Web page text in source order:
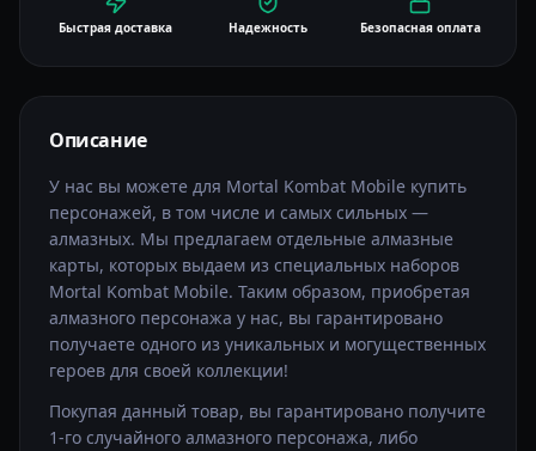
Быстрая доставка Надежность Безопасная оплата
Описание
У нас вы можете для Mortal Kombat Mobile купить
персонажей, в том числе и самых сильных —
алмазных. Мы предлагаем отдельные алмазные
карты, которых выдаем из специальных наборов
Mortal Kombat Mobile. Таким образом, приобретая
алмазного персонажа у нас, вы гарантировано
получаете одного из уникальных и могущественных
героев для своей коллекции!
Покупая данный товар, вы гарантировано получите
1-го случайного алмазного персонажа, либо